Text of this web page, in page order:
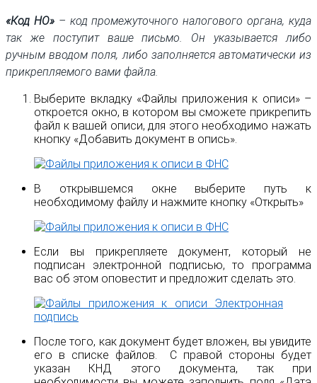
«Код НО»– код промежуточного налогового органа, куда
так же поступит ваше письмо. Он указывается либо
ручным вводом поля, либо заполняется автоматически из
прикрепляемого вами файла.
Выберите вкладку «Файлы приложения к описи» –
откроется окно, в котором вы сможете прикрепить
файл к вашей описи, для этого необходимо нажать
кнопку «Добавить документ в опись».
В открывшемся окне выберите путь к
необходимому файлу и нажмите кнопку «Открыть»
Если вы прикрепляете документ, который не
подписан электронной подписью, то программа
вас об этом оповестит и предложит сделать это.
После того, как документ будет вложен, вы увидите
его в списке файлов. С правой стороны будет
указан КНД этого документа, так при